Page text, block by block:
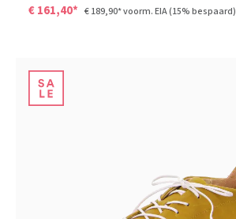
€ 161,40* € 189,90*voorm. EIA(15% bespaard)